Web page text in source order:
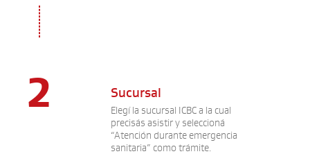
2 Sucursal
Elegí la sucursal ICBC a la cual
precisás asistir y seleccioná
“Atención durante emergencia
sanitaria” como trámite.